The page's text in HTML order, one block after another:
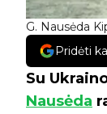
G. Nausėda
Pridėti
Su
Nausėda